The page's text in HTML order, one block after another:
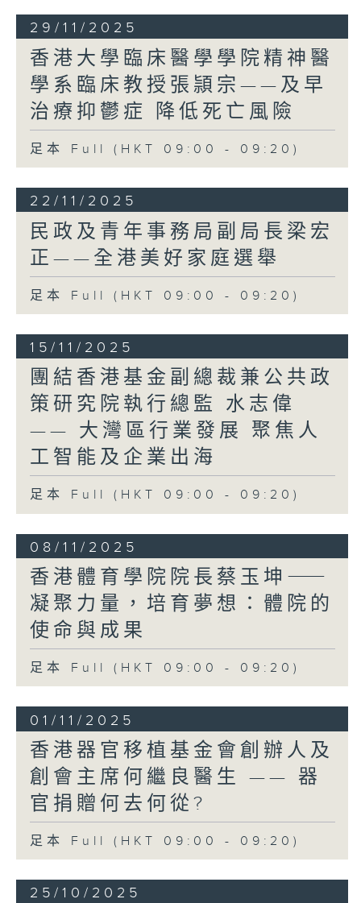
整體利益為依歸；亦要虛心學習，才能夠貼
席對新一屆議員的期望，相信也是國家和全
港市民對立法會的殷切期望。
新一屆議員甫上任就要處理許多重要工作。
行政長官已表示，政府會在新一屆立法會首
次會議，提出議案討論如何支援大埔火災的
善後重建，推動制度改革。另外，財政司司
詢。議員須要協助政府擬備一份穩健務實、
2026年是國家「十五五」規劃開局之年。習
主席已囑咐香港要主動對接國家「十五五」
規劃，堅持和完善行政主導，扎實推動經濟
高質量發展，深度參與粵港澳大灣區建設，
更好融入和服務國家發展大局。這些是國家
開給香港的考試題，也是國家支持香港發展
更上一層樓的黃金機會。
立法會作為特區管治團隊的重要組成部分，
有責任協助特區政府準確把握發展方向，出
謀獻策，回答好試題。我深信，新一屆議員
會憑着他們的專業知識、寶貴經驗、人脈和
資源，對市民、業界和香港的了解，在堅持
和完善行政主導的前提下，發揮立法會的獨
特憲制職能，全面全力支持特區政府推動香
夢想，機遇處處的地方。在「一國兩制」
下，香港是國家唯一實行普通法的城市，有
引以為傲的法治傳統，又是最開放的城市，
資金、資訊和人才自由流通，中西文化交
融，加上位處亞洲的中心，「背靠祖國、聯
通世界」，都是香港得天獨厚的獨特優勢，
一定要倍加珍惜，用心發揮。「一國兩制」
立法會廣場近年種了很多粉紅色簕杜鵑，簕
杜鵑開花期長，色彩燦爛，又能適應不同環
境，生命力強。看見簕杜鵑就好像看見香
港，朝氣蓬勃，適應力強，頑強奮進。
香港的發展道路從來都不平坦，過去如是，
的路上頑強奮進，不斷突破自己。我祝願香
代，成為國家富強、繁榮長青不可替代的力
29/11/2025
香港大學臨床醫學學院精神醫
學系臨床教授張頴宗——及早
治療抑鬱症 降低死亡風險
足本 Full (HKT 09:00 - 09:20)
22/11/2025
民政及青年事務局副局長梁宏
正——全港美好家庭選舉
足本 Full (HKT 09:00 - 09:20)
15/11/2025
團結香港基金副總裁兼公共政
策研究院執行總監 水志偉
—— 大灣區行業發展 聚焦人
工智能及企業出海
足本 Full (HKT 09:00 - 09:20)
08/11/2025
香港體育學院院長蔡玉坤⸺
凝聚力量，培育夢想：體院的
使命與成果
足本 Full (HKT 09:00 - 09:20)
01/11/2025
香港器官移植基金會創辦人及
創會主席何繼良醫生 —— 器
官捐贈何去何從?
足本 Full (HKT 09:00 - 09:20)
25/10/2025